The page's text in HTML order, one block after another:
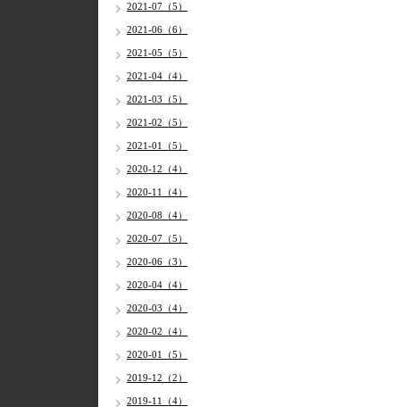
2021-07（5）
2021-06（6）
2021-05（5）
2021-04（4）
2021-03（5）
2021-02（5）
2021-01（5）
2020-12（4）
2020-11（4）
2020-08（4）
2020-07（5）
2020-06（3）
2020-04（4）
2020-03（4）
2020-02（4）
2020-01（5）
2019-12（2）
2019-11（4）